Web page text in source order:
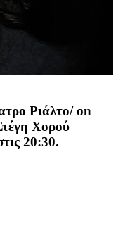
Ριάλτο/ on
Χορού
20:30.